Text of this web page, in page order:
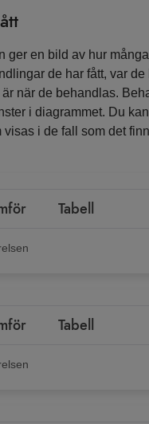
ger en bild av hur
de har fått, var de
när de behandlas.
i diagrammet. Du
i de fall som det
Tabell
Tabell